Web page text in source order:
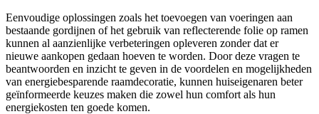
Eenvoudige oplossingen zoals het toevoegen van voeringen aan
bestaande gordijnen of het gebruik van reflecterende folie op ramen
kunnen al aanzienlijke verbeteringen opleveren zonder dat er
nieuwe aankopen gedaan hoeven te worden. Door deze vragen te
beantwoorden en inzicht te geven in de voordelen en mogelijkheden
van energiebesparende raamdecoratie, kunnen huiseigenaren beter
geïnformeerde keuzes maken die zowel hun comfort als hun
energiekosten ten goede komen.